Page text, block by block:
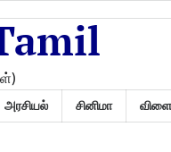
அரசியல் சினிமா